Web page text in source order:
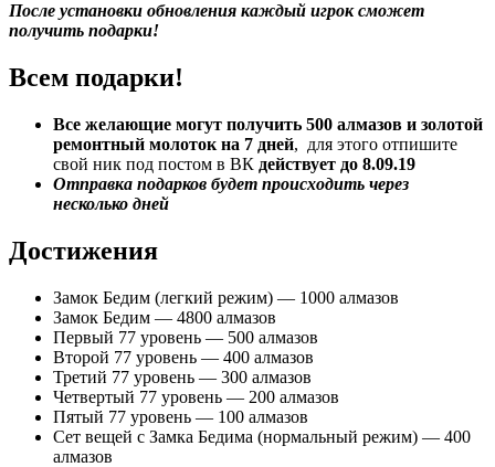
После установки обновления каждый игрок сможет
получить подарки!
Всем подарки!
Все желающие могут получить 500 алмазов и золотой
ремонтный молоток на 7 дней, для этого отпишите
свой ник под постом в ВК действует до 8.09.19
Отправка подарков будет происходить через
несколько дней
Достижения
Замок Бедим (легкий режим) — 1000 алмазов
Замок Бедим — 4800 алмазов
Первый 77 уровень — 500 алмазов
Второй 77 уровень — 400 алмазов
Третий 77 уровень — 300 алмазов
Четвертый 77 уровень — 200 алмазов
Пятый 77 уровень — 100 алмазов
Сет вещей с Замка Бедима (нормальный режим) — 400
алмазов